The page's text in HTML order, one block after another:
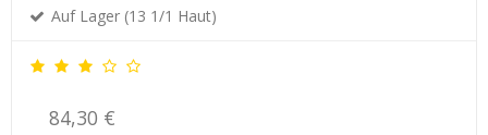
Auf Lager (13 1/1 Haut)
84,30 €